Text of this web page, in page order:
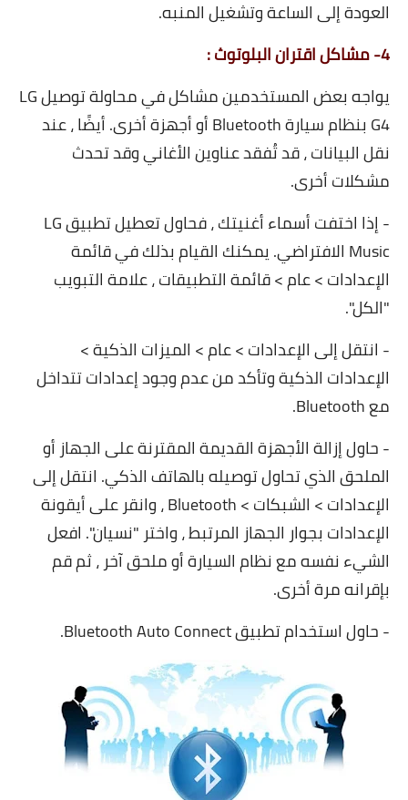
العودة إلى الساعة وتشغيل المنبه.
4- مشاكل اقتران البلوتوث :
يواجه بعض المستخدمين مشاكل في محاولة توصيل LG
G4 بنظام سيارة Bluetooth أو أجهزة أخرى. أيضًا ، عند
نقل البيانات ، قد تُفقد عناوين الأغاني وقد تحدث
مشكلات أخرى.
- إذا اختفت أسماء أغنيتك ، فحاول تعطيل تطبيق LG
Music الافتراضي. يمكنك القيام بذلك في قائمة
الإعدادات > عام > قائمة التطبيقات ، علامة التبويب
"الكل".
- انتقل إلى الإعدادات > عام > الميزات الذكية >
الإعدادات الذكية وتأكد من عدم وجود إعدادات تتداخل
مع Bluetooth.
- حاول إزالة الأجهزة القديمة المقترنة على الجهاز أو
الملحق الذي تحاول توصيله بالهاتف الذكي. انتقل إلى
الإعدادات > الشبكات > Bluetooth ، وانقر على أيقونة
الإعدادات بجوار الجهاز المرتبط ، واختر "نسيان". افعل
الشيء نفسه مع نظام السيارة أو ملحق آخر ، ثم قم
بإقرانه مرة أخرى.
- حاول استخدام تطبيق Bluetooth Auto Connect.